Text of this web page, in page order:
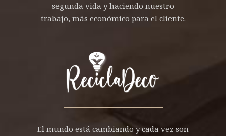
segunda vida y haciendo nuestro
trabajo, más económico para el cliente.
El mundo está cambiando y cada vez son